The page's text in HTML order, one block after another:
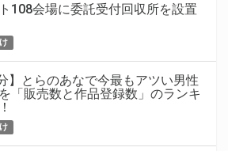
108会場に委託受付回収所を設置
】とらのあなで今最もアツい男性
「販売数と作品登録数」のランキ